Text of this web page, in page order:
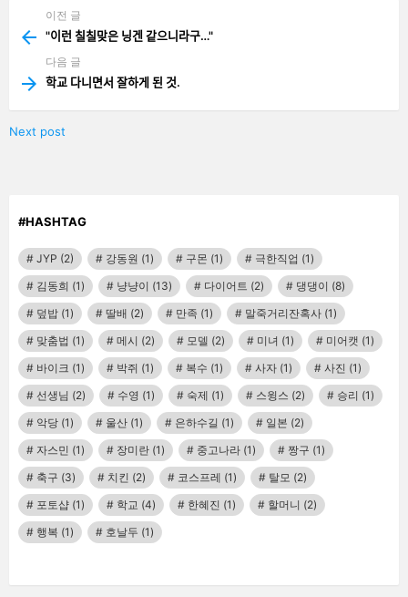
more
이전 글
"이런 칠칠맞은 닝겐 같으니라구…"
다음 글
학교 다니면서 잘하게 된 것.
Next post
#HASHTAG
JYP (2) 강동원 (1) 구몬 (1) 극한직업 (1)
김동희 (1) 냥냥이 (13) 다이어트 (2) 댕댕이 (8)
덮밥 (1) 딸배 (2) 만족 (1) 말죽거리잔혹사 (1)
맞춤법 (1) 메시 (2) 모델 (2) 미녀 (1) 미어캣 (1)
바이크 (1) 박쥐 (1) 복수 (1) 사자 (1) 사진 (1)
선생님 (2) 수영 (1) 숙제 (1) 스윙스 (2) 승리 (1)
악당 (1) 울산 (1) 은하수길 (1) 일본 (2)
자스민 (1) 장미란 (1) 중고나라 (1) 짱구 (1)
축구 (3) 치킨 (2) 코스프레 (1) 탈모 (2)
포토샵 (1) 학교 (4) 한혜진 (1) 할머니 (2)
행복 (1) 호날두 (1)